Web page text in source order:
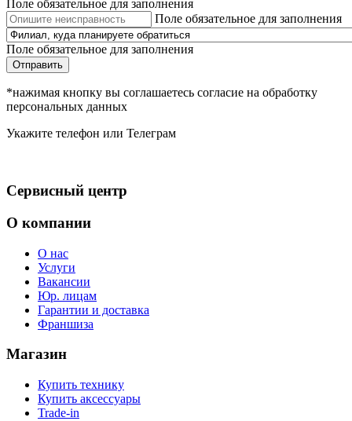
Поле обязательное для заполнения
Поле обязательное для заполнения
Поле обязательное для заполнения
Отправить
*нажимая кнопку вы соглашаетесь согласие на обработку
персональных данных
Укажите телефон или Телеграм
Сервисный центр
О компании
О нас
Услуги
Вакансии
Юр. лицам
Гарантии и доставка
Франшиза
Магазин
Купить технику
Купить аксессуары
Trade-in